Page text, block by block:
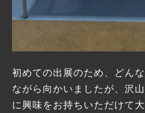
初めての出展のため、どん
ながら向かいましたが、沢
に興味をお持ちいただけて